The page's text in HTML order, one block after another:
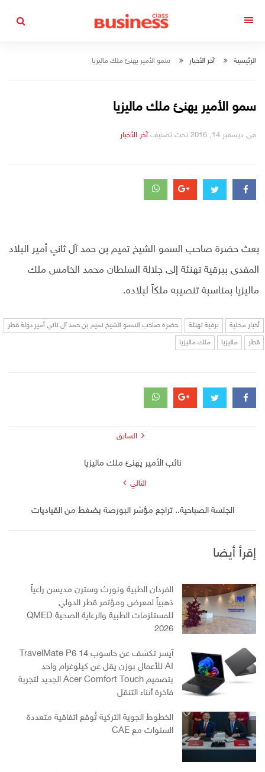
الرئيسية آخر الأخبار سمو الأمير يهنئ ملك ماليزيا
سمو الأمير يهنئ ملك ماليزيا
في ديسمبر 14, 2016 تحت تصنيف التصانيف
آخر الأخبار
بعث حضرة صاحب السمو الشيخ تميم بن حمد آل ثاني أمير البلاد
المفدى ببرقية تهنئة إلى جلالة السلطان محمد الخامس ملك
ماليزيا بمناسبة تنصيبه ملكاً لبلاده.
أخبار محلية برقية تهنئة حضرة صاحب السمو الشيخ تميم بن حمد آل ثاني أمير دولة قطر
قطر ماليزيا ملك ماليزيا
السابق
نائب الأمير يهنئ ملك ماليزيا
التالي
الجلسة الصباحية.. تراجع مؤشر البورصة بضغط من القياديات
إقرأ أيضا
الفردان الطبية ونورث وسترن مديسن راعياً
ذهبياً لمعرض ومؤتمر قطر الدولي
للمستلزمات الطبية والرعاية الصحية QMED
2026
آيسر تكشف عن حاسوب TravelMate P6 14
AI للأعمال بوزن يقل عن كيلوغرام واحد
بتصميم Acer Comfort Touch الجديد لتجربة
فاخرة أثناء التنقل
الخطوط الجوية التركية تُوقع اتفاقية متعددة
السنوات مع CAE